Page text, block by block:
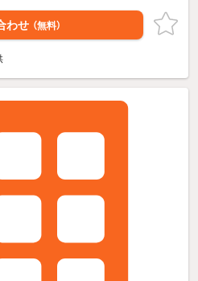
わせ （無料）